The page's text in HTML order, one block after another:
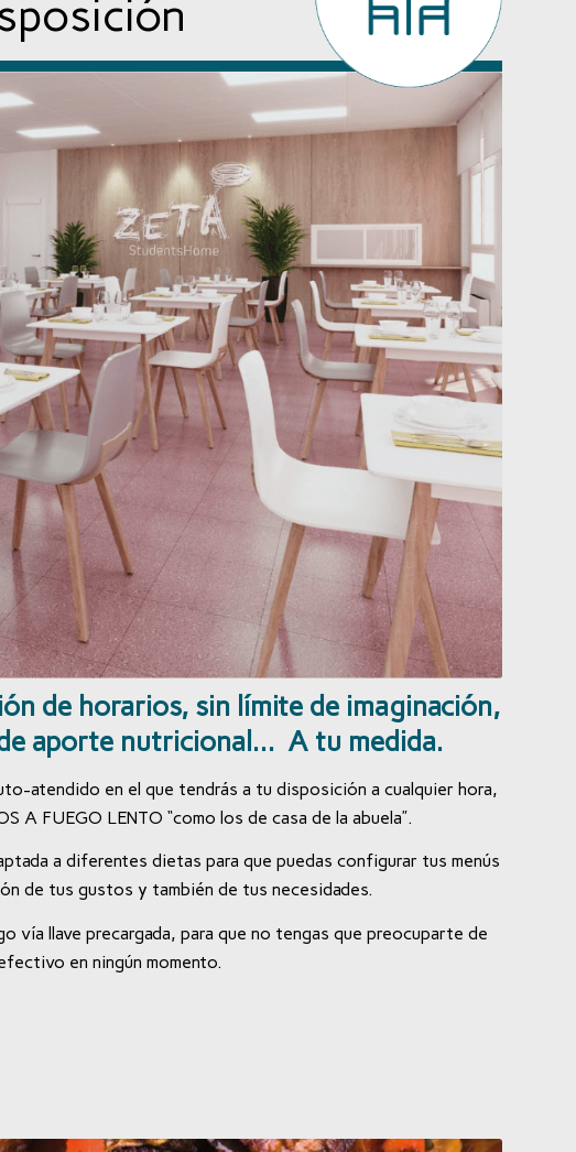
de horarios, sin límite de imaginación,
aporte nutricional… A tu medida.
atendido en el que tendrás a tu disposición a cualquier hora,
A FUEGO LENTO “como los de casa de la abuela”.
a diferentes dietas para que puedas configurar tus menús
de tus gustos y también de tus necesidades.
vía llave precargada, para que no tengas que preocuparte de
en ningún momento.